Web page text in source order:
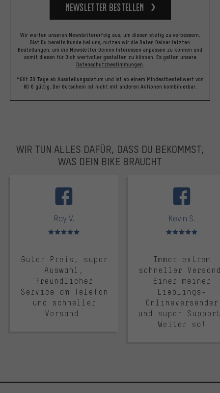
Newsletter bestellen
Wir werten unseren Newslettererfolg aus, um diesen stetig zu verbessern.
Bist Du bereits Kunde bei uns, nutzen wir die Daten Deiner letzten
Bestellungen, um die Newsletter Deinen Interessen anpassen zu können und
somit diesen für Dich wertvoller gestalten zu können. Es gelten unsere
Datenschutzbestimmungen.
*Gilt 30 Tage ab Ausstellungsdatum und ist ab einem Mindestbestellwert von
60 € gültig. Der Gutschein ist nicht mit anderen Aktionen kombinierbar.
WIR TUN ALLES DAFÜR, DASS DU BEKOMMST,
WAS DEIN BIKE BRAUCHT
Roy V.
Bewertungen: 5 von 5
Guter Preis, super
Auswahl,
freundlicher
Service am Telefon
und schneller
Versand.
Kevin S.
Bewertungen: 5 von 5
Immer extrem
schneller
Einer meiner
Lieblings-
Onlineversender
und super
Weiter so!